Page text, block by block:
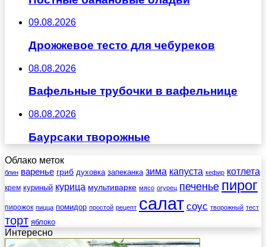
09.08.2026
Дрожжевое тесто для чебуреков
08.08.2026
Вафельные трубочки в вафельнице
08.08.2026
Баурсаки творожные
Облако меток
блин варенье гриб духовка запеканка зима капуста кефир котлета
крем куриный курица мультиварке мясо огурец печенье пирог
пирожок пицца помидор простой рецепт салат соус творожный тест
торт яблоко
Интересно